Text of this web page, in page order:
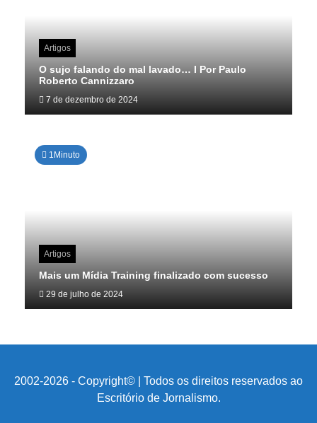
Artigos
O sujo falando do mal lavado… I Por Paulo
Roberto Cannizzaro
7 de dezembro de 2024
1Minuto
Artigos
Mais um Mídia Training finalizado com sucesso
29 de julho de 2024
2002-2026 - Copyright© | Todos os direitos reservados ao
Escritório de Jornalismo.